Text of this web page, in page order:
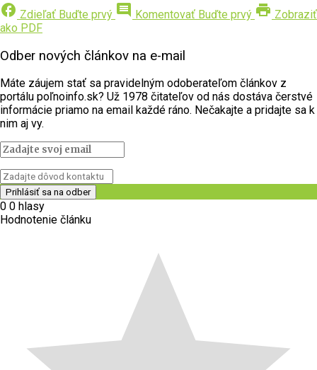
facebook Zdieľať Buďte prvý comment Komentovať Buďte prvý print Zobraziť
ako PDF
Odber nových článkov na e-mail
Máte záujem stať sa pravidelným odoberateľom článkov z
portálu poľnoinfo.sk? Už 1978 čitateľov od nás dostáva čerstvé
informácie priamo na email každé ráno. Nečakajte a pridajte sa k
nim aj vy.
0 0 hlasy
Hodnotenie článku